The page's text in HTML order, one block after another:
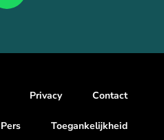
Privacy Contact
Pers Toegankelijkheid